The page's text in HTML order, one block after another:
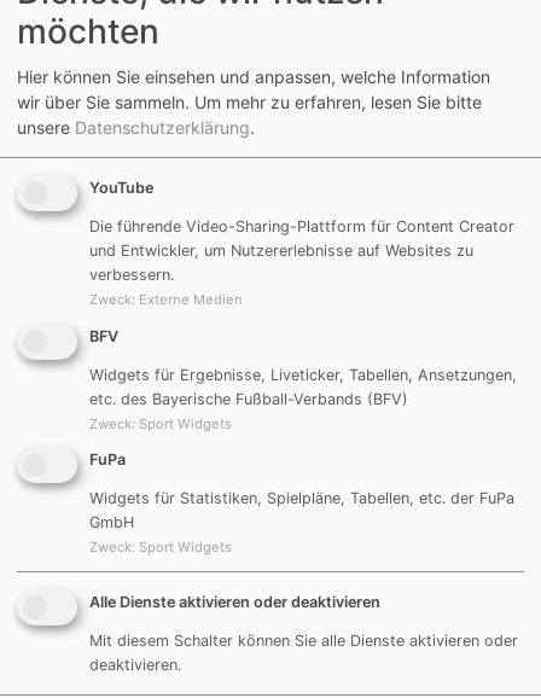
DJK Burggriesbach/Obermässing
DJK Grafenberg
DJK/SV Wallnsdorf
DJK Untermässing
DJK/SV Herrnsberg
FC Haunstetten
DJK Weinsfeld
FC Plankstetten
2. Mannschaft
B-Klasse Süd
SG Forchheim/Sulzkirchen II
möchten
Hier können Sie einsehen und anpassen, welche Information
wir über Sie sammeln. Um mehr zu erfahren, lesen Sie bitte
unsere Datenschutzerklärung.
YouTube
Die führende Video-Sharing-Plattform für Content Creator
und Entwickler, um Nutzererlebnisse auf Websites zu
verbessern.
Zweck: Externe Medien
BFV
Widgets für Ergebnisse, Liveticker, Tabellen, Ansetzungen,
etc. des Bayerische Fußball-Verbands (BFV)
Zweck: Sport Widgets
FuPa
Widgets für Statistiken, Spielpläne, Tabellen, etc. der FuPa
GmbH
Zweck: Sport Widgets
Alle Dienste aktivieren oder deaktivieren
Mit diesem Schalter können Sie alle Dienste aktivieren oder
deaktivieren.